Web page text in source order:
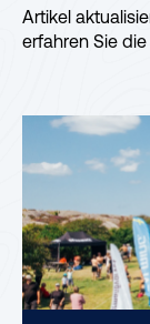
Artikel
erfahren Sie